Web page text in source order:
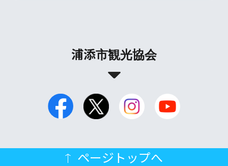
浦添市観光協会
ページトップへ